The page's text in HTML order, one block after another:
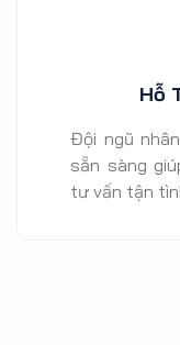
Hỗ
Đội ngũ
sẵn sàng
tư vấn tận